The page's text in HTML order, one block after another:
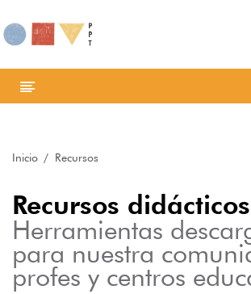
Inicio Recursos
Recursos
Herramientas
para nuestra
profes y centros